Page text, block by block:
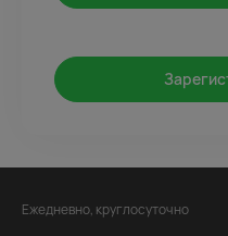
Ежедневно, круглосуточно